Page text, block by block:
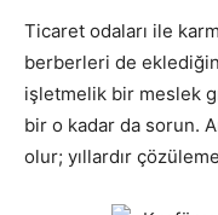
Ticaret odaları ile
berberleri de
işletmelik bir meslek
bir o kadar da sorun.
olur; yıllardır